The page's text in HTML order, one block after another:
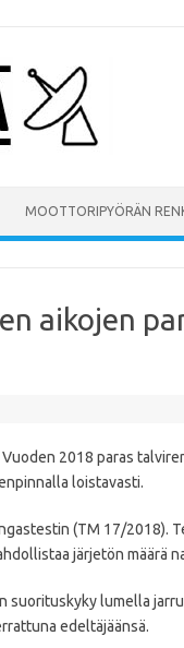
MOOTTORIPYÖRÄN
aikojen
2018 paras
loistavasti.
(TM 17/2018).
järjetön määrä
suorituskyky lumella
edeltäjäänsä.